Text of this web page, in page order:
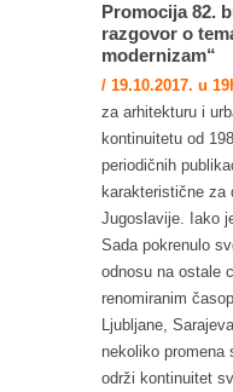
Promocija 82.
razgovor o
modernizam“
/ 19.10.2017. u
za arhitekturu i
kontinuitetu od
periodičnih
karakteristične za
Jugoslavije. Iako
Sada pokrenulo
odnosu na ostale
renomiranim
Ljubljane,
nekoliko
održi kontinuitet